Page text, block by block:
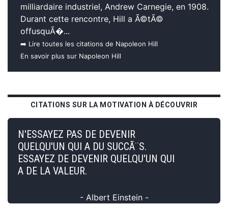
milliardaire industriel, Andrew Carnegie, en 1908.
Durant cette rencontre, Hill a Ã©tÃ©
offusquÃ�...
➡️ Lire toutes les citations de Napoleon Hill
En savoir plus sur Napoleon Hill
CITATIONS SUR LA MOTIVATION À DÉCOUVRIR
N'ESSAYEZ PAS DE DEVENIR
QUELQU'UN QUI A DU SUCCÃ¨S.
ESSAYEZ DE DEVENIR QUELQU'UN QUI
A DE LA VALEUR.
- Albert Einstein -